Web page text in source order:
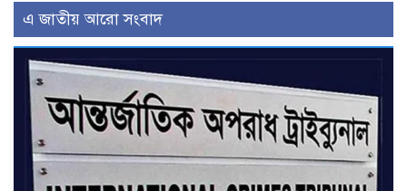
এ জাতীয় আরো সংবাদ